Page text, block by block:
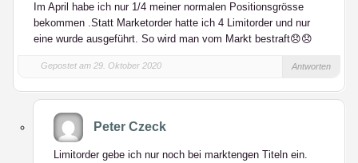
Im April habe ich nur 1/4 meiner normalen Positionsgrösse
bekommen .Statt Marketorder hatte ich 4 Limitorder und nur
eine wurde ausgeführt. So wird man vom Markt bestraft😞😞
Gepostet am 29. Oktober 2020 Antworten
Peter Czeck
Limitorder gebe ich nur noch bei marktengen Titeln ein.